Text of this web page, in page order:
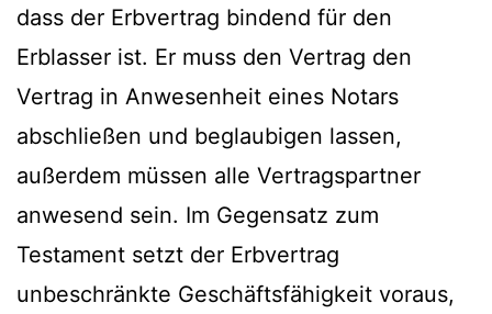
dass der Erbvertrag bindend für den
Erblasser ist. Er muss den Vertrag den
Vertrag in Anwesenheit eines Notars
abschließen und beglaubigen lassen,
außerdem müssen alle Vertragspartner
anwesend sein. Im Gegensatz zum
Testament setzt der Erbvertrag
unbeschränkte Geschäftsfähigkeit voraus,